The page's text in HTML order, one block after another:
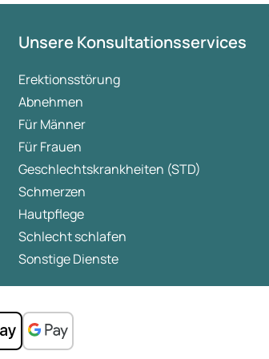
Unsere Konsultationsservices
Erektionsstörung
Abnehmen
Für Männer
Für Frauen
Geschlechtskrankheiten (STD)
Schmerzen
Hautpflege
Schlecht schlafen
Sonstige Dienste